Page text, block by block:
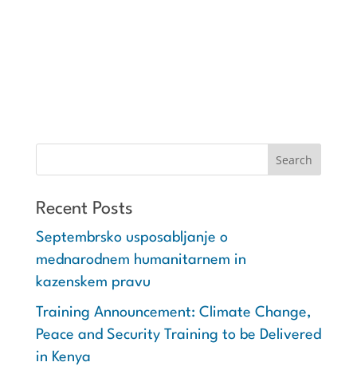
Recent Posts
Septembrsko usposabljanje o
mednarodnem humanitarnem in
kazenskem pravu
Training Announcement: Climate Change,
Peace and Security Training to be Delivered
in Kenya